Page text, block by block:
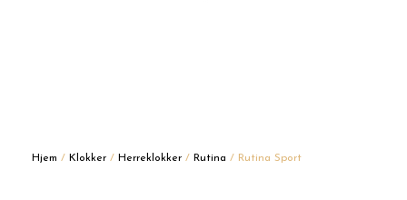
Hjem / Klokker / Herreklokker / Rutina / Rutina Sport